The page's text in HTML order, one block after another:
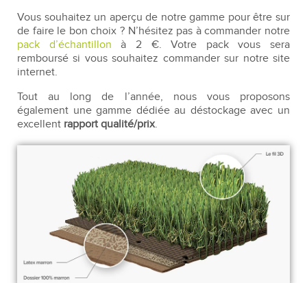
Vous souhaitez un aperçu de notre gamme pour être sur
de faire le bon choix ? N’hésitez pas à commander notre
pack d’échantillon à 2 €. Votre pack vous sera
remboursé si vous souhaitez commander sur notre site
internet.
Tout au long de l’année, nous vous proposons
également une gamme dédiée au déstockage avec un
excellent rapport qualité/prix.